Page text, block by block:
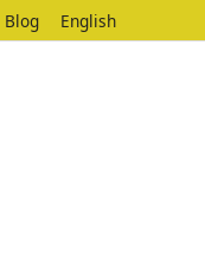
Blog English